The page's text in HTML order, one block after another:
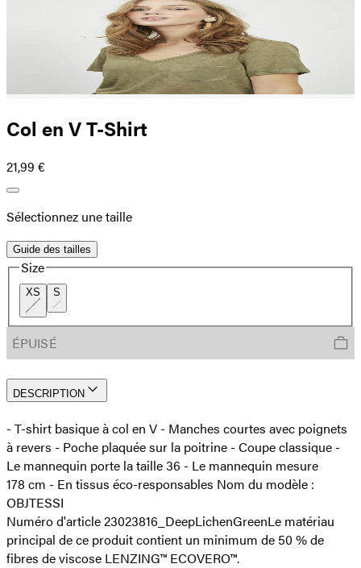
Col en V T-Shirt
21,99 €
Sélectionnez une taille
Guide des tailles
Size
XS S
ÉPUISÉ
DESCRIPTION
- T-shirt basique à col en V - Manches courtes avec poignets
à revers - Poche plaquée sur la poitrine - Coupe classique -
Le mannequin porte la taille 36 - Le mannequin mesure
178 cm - En tissus éco-responsables Nom du modèle :
OBJTESSI
Numéro d'article 23023816_DeepLichenGreenLe matériau
principal de ce produit contient un minimum de 50 % de
fibres de viscose LENZING™ ECOVERO™.